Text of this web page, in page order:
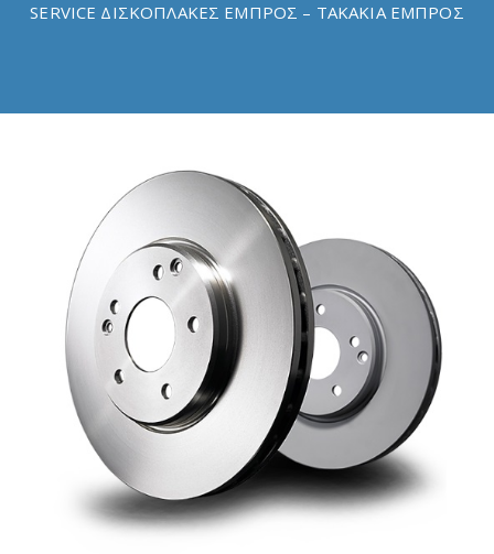
SERVICE ΔΙΣΚΟΠΛΑΚΕΣ ΕΜΠΡΟΣ – ΤΑΚΑΚΙΑ ΕΜΠΡΟΣ